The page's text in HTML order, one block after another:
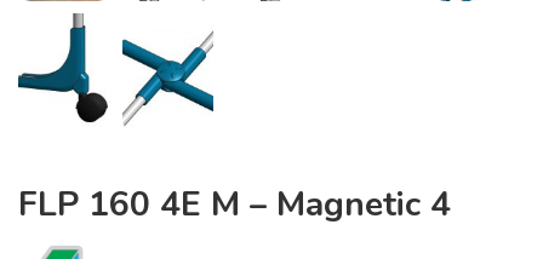
FLP 160 4E M – Magnetic 4